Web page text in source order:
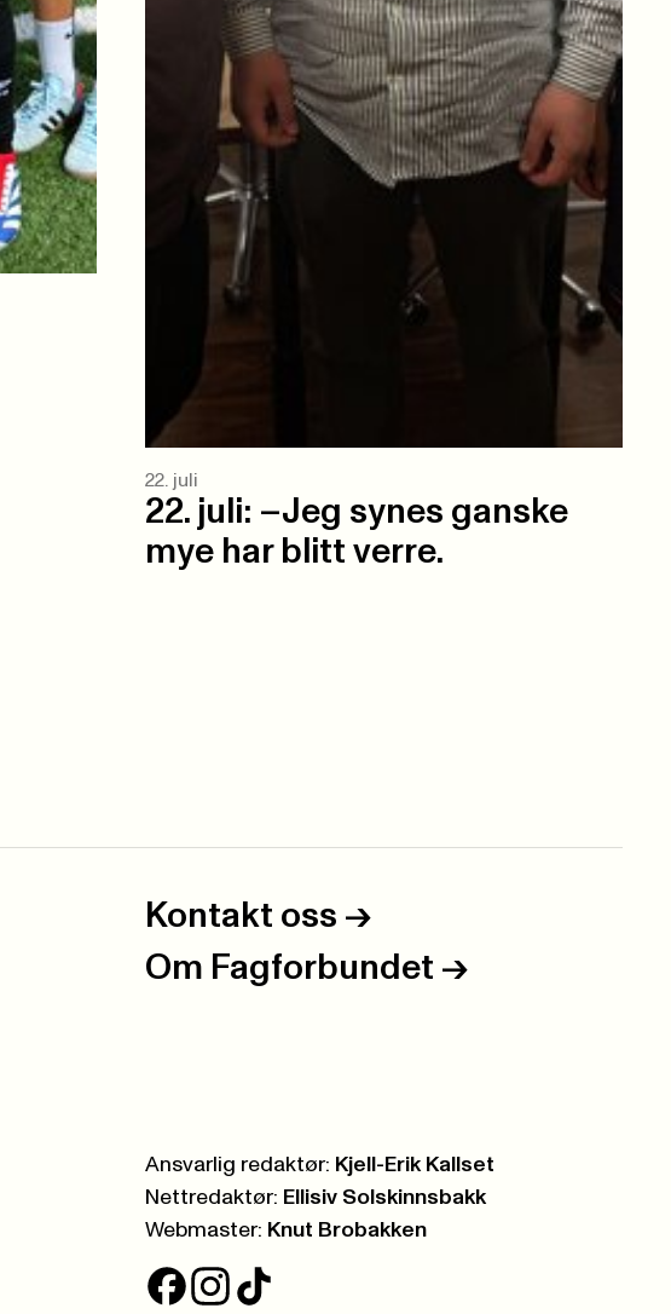
22. juli
22. juli: –Jeg synes ganske
mye har blitt verre.
Kontakt oss ->
Om Fagforbundet ->
Ansvarlig redaktør: Kjell-Erik Kallset
Nettredaktør: Ellisiv Solskinnsbakk
Webmaster: Knut Brobakken